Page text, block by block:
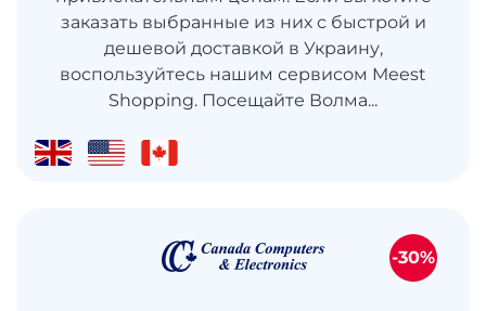
заказать выбранные из них с быстрой и
дешевой доставкой в ​​Украину,
воспользуйтесь нашим сервисом Meest
Shopping. Посещайте Волма...
-30%